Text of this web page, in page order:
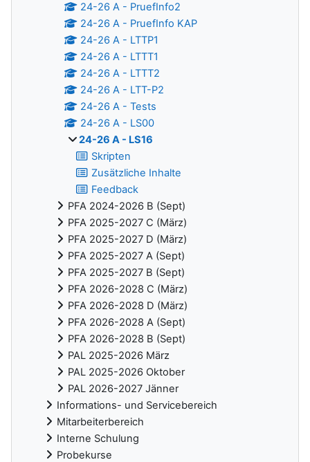
24-26 A - PruefInfo2
24-26 A - PruefInfo KAP
24-26 A - LTTP1
24-26 A - LTTT1
24-26 A - LTTT2
24-26 A - LTT-P2
24-26 A - Tests
24-26 A - LS00
24-26 A - LS16
Skripten
Zusätzliche Inhalte
Feedback
PFA 2024-2026 B (Sept)
PFA 2025-2027 C (März)
PFA 2025-2027 D (März)
PFA 2025-2027 A (Sept)
PFA 2025-2027 B (Sept)
PFA 2026-2028 C (März)
PFA 2026-2028 D (März)
PFA 2026-2028 A (Sept)
PFA 2026-2028 B (Sept)
PAL 2025-2026 März
PAL 2025-2026 Oktober
PAL 2026-2027 Jänner
Informations- und Servicebereich
Mitarbeiterbereich
Interne Schulung
Probekurse